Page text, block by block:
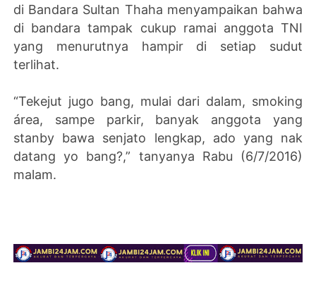
di Bandara Sultan Thaha menyampaikan bahwa
di bandara tampak cukup ramai anggota TNI
yang menurutnya hampir di setiap sudut
terlihat.
“Tekejut jugo bang, mulai dari dalam, smoking
área, sampe parkir, banyak anggota yang
stanby bawa senjato lengkap, ado yang nak
datang yo bang?,” tanyanya Rabu (6/7/2016)
malam.